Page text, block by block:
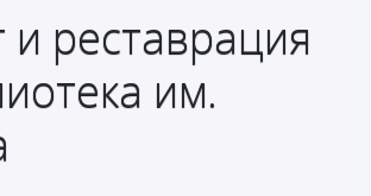
реставрация
им.